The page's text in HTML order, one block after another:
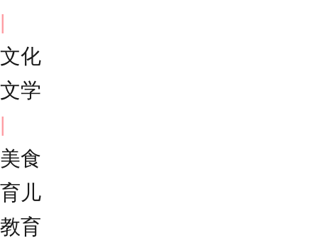
|
文化
文学
|
美食
育儿
教育